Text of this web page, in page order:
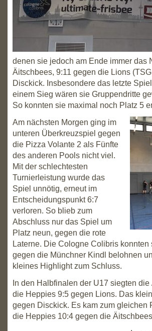
denen sie jedoch am Ende immer das
Äitschbees, 9:11 gegen die Lions
Disckick. Insbesondere das letzte
einem Sieg wären sie Gruppendritte
So konnten sie maximal noch Platz 5
Am nächsten Morgen ging im
unteren Überkreuzspiel gegen
die Pizza Volante 2 als Fünfte
des anderen Pools nicht viel.
Mit der schlechtesten
Turnierleistung wurde das
Spiel unnötig, erneut im
Entscheidungspunkt 6:7
verloren. So blieb zum
Abschluss nur das Spiel um
Platz neun, gegen die rote
Laterne. Die Cologne Colibris
gegen die Münchner Kindl belohnen
kleines Highlight zum Schluss.
In den Halbfinalen der U17 siegten
die Heppies 9:5 gegen Lions. Das
gegen Disckick. Es kam zum
die Heppies 10:4 gegen die